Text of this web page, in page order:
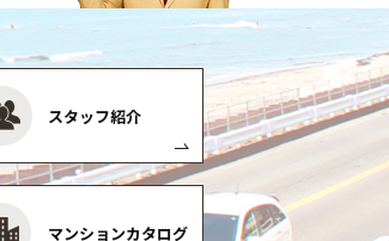
スタッフ紹介
マンションカタログ